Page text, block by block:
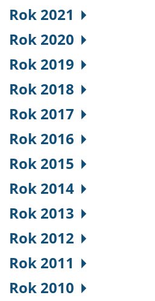
Rok 2021
Rok 2020
Rok 2019
Rok 2018
Rok 2017
Rok 2016
Rok 2015
Rok 2014
Rok 2013
Rok 2012
Rok 2011
Rok 2010